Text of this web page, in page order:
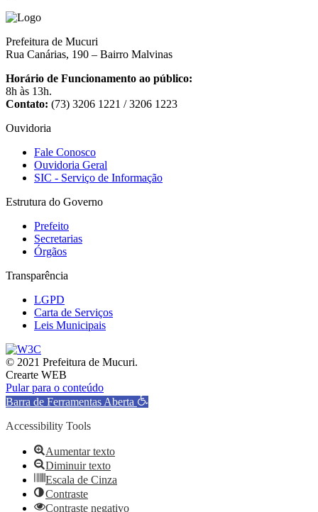
Prefeitura de Mucuri
Rua Canárias, 190 – Bairro Malvinas
Horário de Funcionamento ao público:
8h às 13h.
Contato: (73) 3206 1221 / 3206 1223
Ouvidoria
Fale Conosco
Ouvidoria Geral
SIC - Serviço de Informação
Estrutura do Governo
Prefeito
Secretarias
Órgãos
Transparência
LGPD
Carta de Serviços
Leis Municipais
© 2021 Prefeitura de Mucuri.
Crearte WEB
Pular para o conteúdo
Barra de Ferramentas Aberta
Accessibility Tools
Aumentar texto
Diminuir texto
Escala de Cinza
Contraste
Contraste negativo